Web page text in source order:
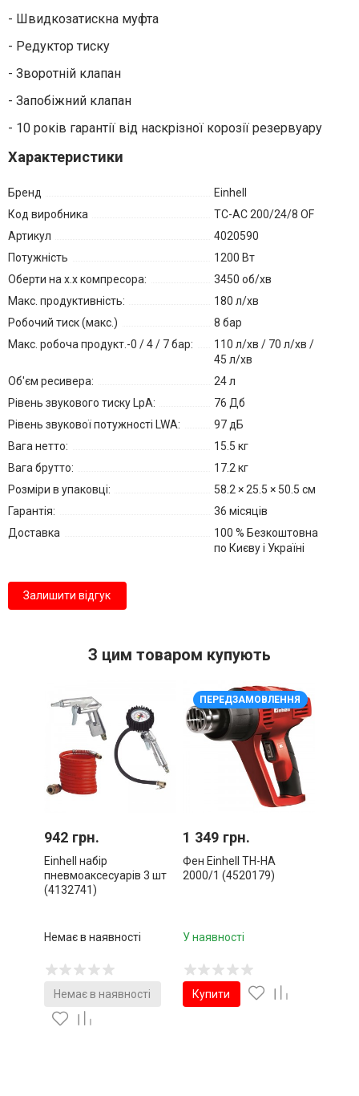
- Швидкозатискна муфта
- Редуктор тиску
- Зворотній клапан
- Запобіжний клапан
- 10 років гарантії від наскрізної корозії резервуару
Характеристики
Бренд
Einhell
Код виробника
TC-AC 200/24/8 OF
Артикул
4020590
Потужність
1200 Вт
Оберти на х.х компресора:
3450 об/хв
Макс. продуктивність:
180 л/хв
Робочий тиск (макс.)
8 бар
Макс. робоча продукт.-0 / 4 / 7 бар:
110 л/хв / 70 л/хв /
45 л/хв
Об'єм ресивера:
24 л
Рівень звукового тиску LpA:
76 Дб
Рівень звукової потужності LWA:
97 дБ
Вага нетто:
15.5 кг
Вага брутто:
17.2 кг
Розміри в упаковці:
58.2 × 25.5 × 50.5 см
Гарантія:
36 місяців
Доставка
100 % Безкоштовна
по Києву і Україні
Залишити відгук
З цим товаром купують
942 грн.
Einhell набір
пневмоаксесуарів 3 шт
(4132741)
Немає в наявності
Немає в наявності
ПЕРЕДЗАМОВЛЕННЯ
1 349 грн.
Фен Einhell TH-HA
2000/1 (4520179)
У наявності
Купити